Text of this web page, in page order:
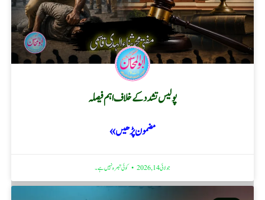
پولیس تشدد کے خلاف اہم فیصلہ
مضمون پڑھیں »
جولائی 14, 2026 کوئی تبصرہ نہیں ہے۔